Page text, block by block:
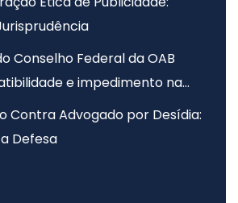
Conselho Federal da OAB
e impedimento na
Contra Advogado por Desídia:
Defesa